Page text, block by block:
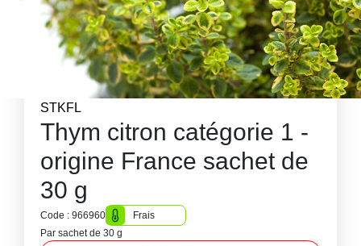
STKFL
Thym citron catégorie 1 -
origine France sachet de
30 g
Code : 966960
Frais
Par sachet de 30 g